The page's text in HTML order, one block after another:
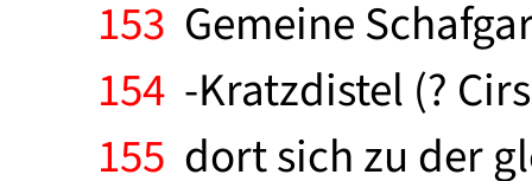
153 Gemeine
154 -Kratzdistel (?
155 dort sich zu der